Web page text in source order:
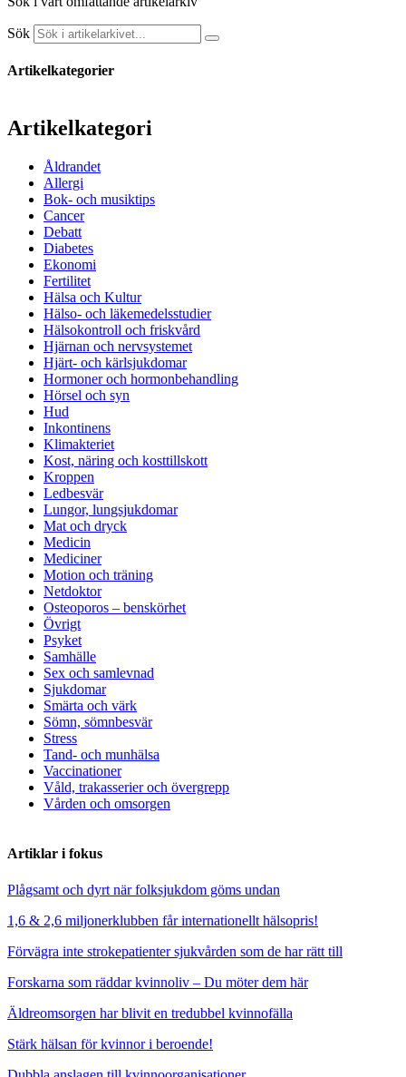
Sök
Artikelkategorier
Artikelkategori
Åldrandet
Allergi
Bok- och musiktips
Cancer
Debatt
Diabetes
Ekonomi
Fertilitet
Hälsa och Kultur
Hälso- och läkemedelsstudier
Hälsokontroll och friskvård
Hjärnan och nervsystemet
Hjärt- och kärlsjukdomar
Hormoner och hormonbehandling
Hörsel och syn
Hud
Inkontinens
Klimakteriet
Kost, näring och kosttillskott
Kroppen
Ledbesvär
Lungor, lungsjukdomar
Mat och dryck
Medicin
Mediciner
Motion och träning
Netdoktor
Osteoporos – benskörhet
Övrigt
Psyket
Samhälle
Sex och samlevnad
Sjukdomar
Smärta och värk
Sömn, sömnbesvär
Stress
Tand- och munhälsa
Vaccinationer
Våld, trakasserier och övergrepp
Vården och omsorgen
Artiklar i fokus
Plågsamt och dyrt när folksjukdom göms undan
1,6 & 2,6 miljonerklubben får internationellt hälsopris!
Förvägra inte strokepatienter sjukvården som de har rätt till
Forskarna som räddar kvinnoliv – Du möter dem här
Äldreomsorgen har blivit en tredubbel kvinnofälla
Stärk hälsan för kvinnor i beroende!